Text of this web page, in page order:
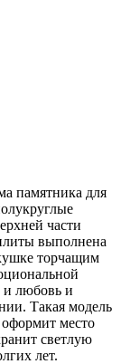
памятника для
части
выполнена
торчащим
и любовь и
Такая модель
место
светлую
лет.